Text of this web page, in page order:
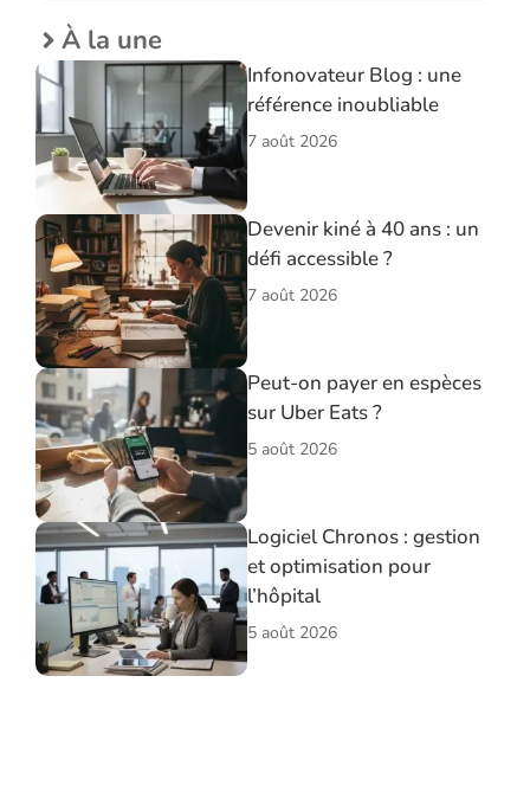
À la une
Infonovateur Blog : une
référence inoubliable
7 août 2026
Devenir kiné à 40 ans : un
défi accessible ?
7 août 2026
Peut-on payer en espèces
sur Uber Eats ?
5 août 2026
Logiciel Chronos : gestion
et optimisation pour
l’hôpital
5 août 2026